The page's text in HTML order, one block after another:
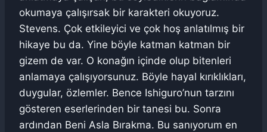
okumaya çalışırsak bir karakteri okuyoruz.
Stevens. Çok etkileyici ve çok hoş anlatılmış bir
hikaye bu da. Yine böyle katman katman bir
gizem de var. O konağın içinde olup bitenleri
anlamaya çalışıyorsunuz. Böyle hayal kırıklıkları,
duygular, özlemler. Bence Ishiguro’nun tarzını
gösteren eserlerinden bir tanesi bu. Sonra
ardından Beni Asla Bırakma. Bu sanıyorum en